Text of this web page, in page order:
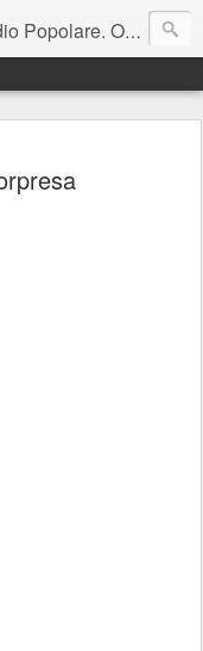
dalle 16.30 alle 17.30